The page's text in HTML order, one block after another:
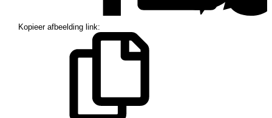
Kopieer afbeelding link